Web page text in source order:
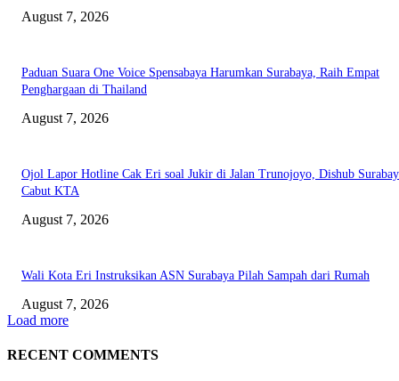
August 7, 2026
Paduan Suara One Voice Spensabaya Harumkan Surabaya, Raih Empat
Penghargaan di Thailand
August 7, 2026
Ojol Lapor Hotline Cak Eri soal Jukir di Jalan Trunojoyo, Dishub
Cabut KTA
August 7, 2026
Wali Kota Eri Instruksikan ASN Surabaya Pilah Sampah dari Rumah
August 7, 2026
Load more
RECENT COMMENTS